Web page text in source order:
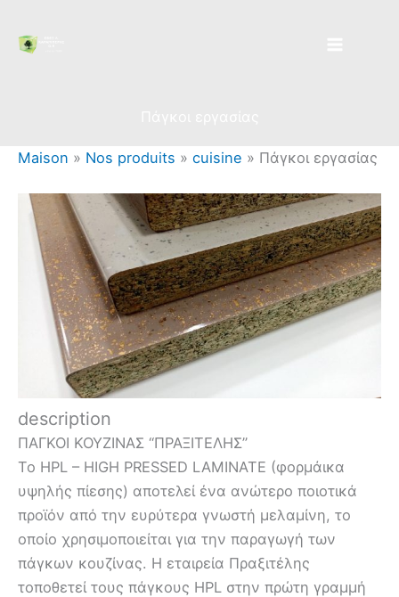
contenu
Maison » Nos produits » cuisine » Πάγκοι εργασίας
description
ΠΑΓΚΟΙ ΚΟΥΖΙΝΑΣ “ΠΡΑΞΙΤΕΛΗΣ”
Το HPL – HIGH PRESSED LAMINATE (φορμάικα
υψηλής πίεσης) αποτελεί ένα ανώτερο ποιοτικά
προϊόν από την ευρύτερα γνωστή μελαμίνη, το
οποίο χρησιμοποιείται για την παραγωγή των
πάγκων κουζίνας. Η εταιρεία Πραξιτέλης
τοποθετεί τους πάγκους HPL στην πρώτη γραμμή